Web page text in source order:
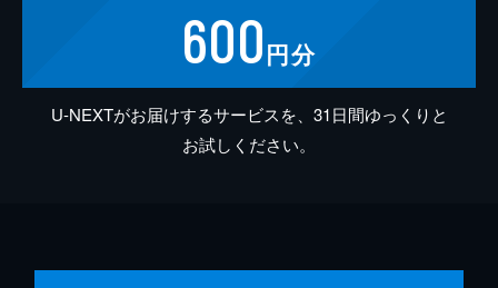
600円分
U-NEXTがお届けするサービスを、31日間ゆっくりと
お試しください。